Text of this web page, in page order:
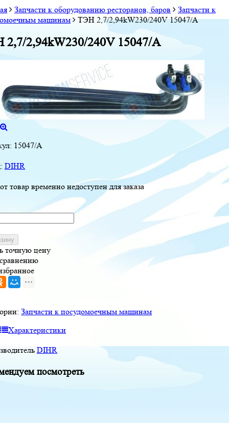
Запчасти к оборудованию ресторанов, баров
Запчасти к
машинам
ТЭН 2,7/2,94kW230/240V 15047/A
2,94kW230/240V 15047/A
15047/A
DIHR
товар временно недоступен для заказа
точную цену
Запчасти к посудомоечным машинам
Характеристики
DIHR
посмотреть